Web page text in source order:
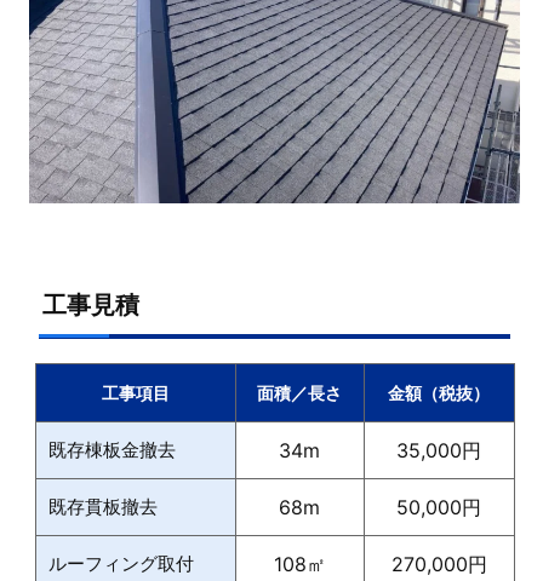
工事見積
工事項目 面積／長さ 金額（税抜）
既存棟板金撤去 34m 35,000円
既存貫板撤去 68m 50,000円
ルーフィング取付 108㎡ 270,000円